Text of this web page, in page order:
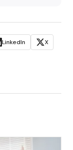
LinkedIn
X